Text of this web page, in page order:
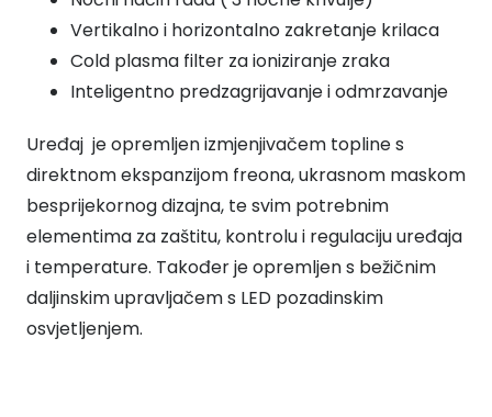
Vertikalno i horizontalno zakretanje krilaca
Cold plasma filter za ioniziranje zraka
Inteligentno predzagrijavanje i odmrzavanje
Uređaj je opremljen izmjenjivačem topline s
direktnom ekspanzijom freona, ukrasnom maskom
besprijekornog dizajna, te svim potrebnim
elementima za zaštitu, kontrolu i regulaciju uređaja
i temperature. Također je opremljen s bežičnim
daljinskim upravljačem s LED pozadinskim
osvjetljenjem.